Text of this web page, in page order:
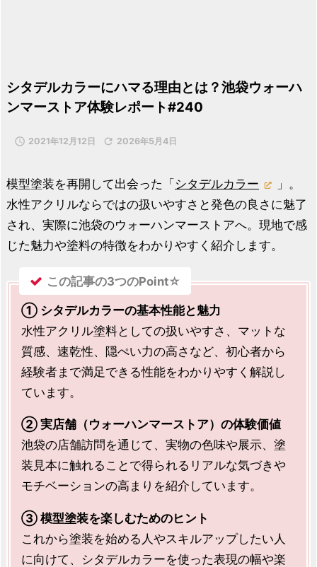
シタデルカラーにハマる理由とは？池袋ウォーハ
ンマーストア体験レポート#240
 2021年12月12日  2026年5月4日
模型塗装を再開して出会った「シタデルカラー
」。
水性アクリルならではの扱いやすさと発色の良さに魅了
され、実際に池袋のウォーハンマーストアへ。現地で感
じた魅力や塗料の特徴をわかりやすく紹介します。
この記事の3つのPoint☆
① シタデルカラーの基本性能と魅力
水性アクリル塗料としての扱いやすさ、マットな
質感、速乾性、隠ぺい力の高さなど、初心者から
経験者まで満足できる性能をわかりやすく解説し
ています。
② 実店舗（ウォーハンマーストア）の体験価値
池袋の店舗訪問を通じて、実物の色味や展示、塗
装見本に触れることで得られるリアルな気づきや
モチベーションの高まりを紹介しています。
③ 模型塗装を楽しむためのヒント
これから塗装を始める人やスキルアップしたい人
に向けて、シタデルカラーを使った表現の幅や楽